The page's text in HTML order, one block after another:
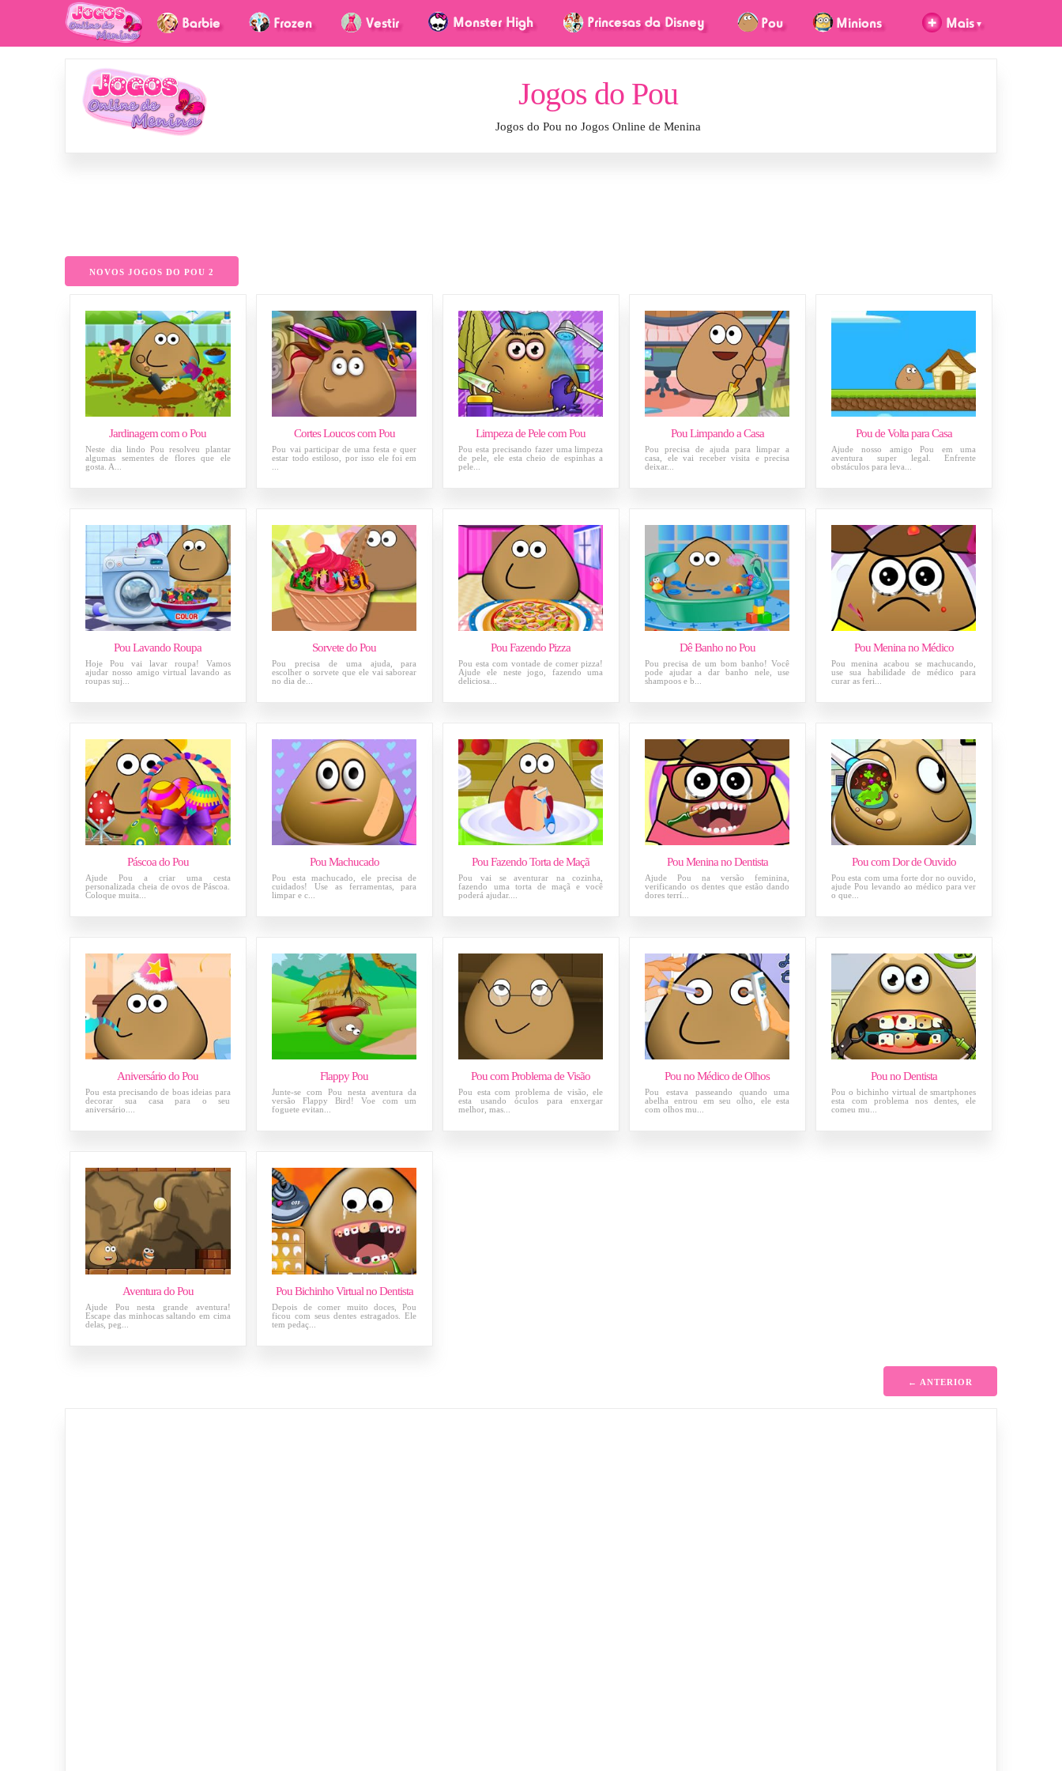
Jogos do Pou
Jogos do Pou no Jogos Online de Menina
NOVOS JOGOS DO POU 2
Jardinagem com o Pou
Neste dia lindo Pou resolveu plantar
algumas sementes de flores que ele
gosta. A...
Cortes Loucos com Pou
Pou vai participar de uma festa e quer
estar todo estiloso, por isso ele foi em
Limpeza de Pele com Pou
Pou esta precisando fazer uma limpeza
de pele, ele esta cheio de espinhas a
pele...
Pou Limpando a Casa
Pou precisa de ajuda para limpar a
casa, ele vai receber visita e precisa
deixar...
Pou de Volta para Casa
Ajude nosso amigo Pou em uma
aventura super legal. Enfrente
obstáculos para leva...
Pou Lavando Roupa
Hoje Pou vai lavar roupa! Vamos
ajudar nosso amigo virtual lavando as
roupas suj...
Sorvete do Pou
Pou precisa de uma ajuda, para
escolher o sorvete que ele vai saborear
no dia de...
Pou Fazendo Pizza
Pou esta com vontade de comer pizza!
Ajude ele neste jogo, fazendo uma
deliciosa...
Dê Banho no Pou
Pou precisa de um bom banho! Você
pode ajudar a dar banho nele, use
shampoos e b...
Pou Menina no Médico
Pou menina acabou se machucando,
use sua habilidade de médico para
curar as feri...
Páscoa do Pou
Ajude Pou a criar uma cesta
personalizada cheia de ovos de Páscoa.
Coloque muita...
Pou Machucado
Pou esta machucado, ele precisa de
cuidados! Use as ferramentas, para
limpar e c...
Pou Fazendo Torta de Maçã
Pou vai se aventurar na cozinha,
fazendo uma torta de maçã e você
poderá ajudar....
Pou Menina no Dentista
Ajude Pou na versão feminina,
verificando os dentes que estão dando
dores terrí...
Pou com Dor de Ouvido
Pou esta com uma forte dor no ouvido,
ajude Pou levando ao médico para ver
o que...
Aniversário do Pou
Pou esta precisando de boas ideias para
decorar sua casa para o seu
aniversário....
Flappy Pou
Junte-se com Pou nesta aventura da
versão Flappy Bird! Voe com um
foguete evitan...
Pou com Problema de Visão
Pou esta com problema de visão, ele
esta usando óculos para enxergar
melhor, mas...
Pou no Médico de Olhos
Pou estava passeando quando uma
abelha entrou em seu olho, ele esta
com olhos mu...
Pou no Dentista
Pou o bichinho virtual de smartphones
esta com problema nos dentes, ele
comeu mu...
Aventura do Pou
Ajude Pou nesta grande aventura!
Escape das minhocas saltando em cima
delas, peg...
Pou Bichinho Virtual no Dentista
Depois de comer muito doces, Pou
ficou com seus dentes estragados. Ele
tem pedaç...
← ANTERIOR